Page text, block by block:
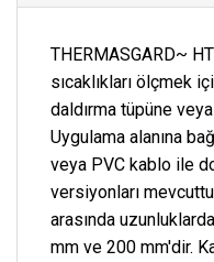
THERMASGARD~
sıcaklıkları ölçmek
daldırma tüpüne
Uygulama alanına
veya PVC kablo ile
versiyonları
arasında
mm ve 200 mm'dir.